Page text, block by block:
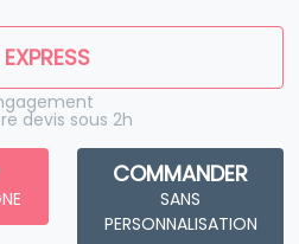
devis sous 2h
COMMANDER
SANS
PERSONNALISATION